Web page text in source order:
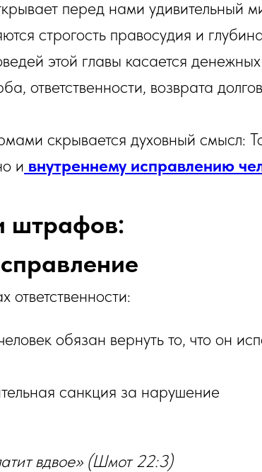
перед нами удивительный
строгость правосудия и
этой главы касается денежных
ответственности, возврата
скрывается духовный смысл:
и внутреннему исправлению
штрафов:
ответственности:
обязан вернуть то, что он
санкция за нарушение
вдвое» (Шмот 22:3)